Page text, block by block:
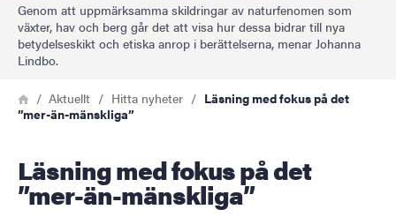
Genom att uppmärksamma skildringar av naturfenomen som
växter, hav och berg går det att visa hur dessa bidrar till nya
betydelseskikt och etiska anrop i berättelserna, menar Johanna
Lindbo.
Länkstig
HemAktuellt Hitta nyheter
Läsning med fokus på det
”mer-än-mänskliga”
Läsning med fokus på det
”mer-än-mänskliga”